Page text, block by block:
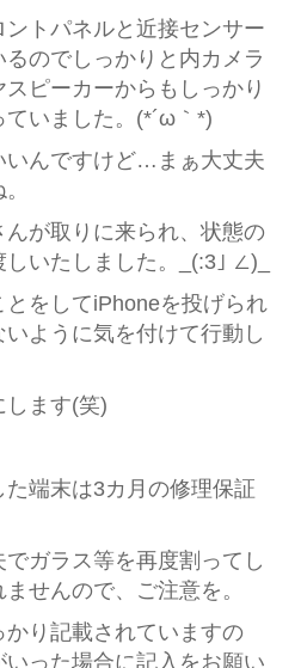
トパネルと近接センサー
のでしっかりと内カメラ
ピーカーからもしっかり
いました。(*´ω｀*)
いんですけど…まぁ大丈夫
んが取りに来られ、状態の
いたしました。_(:3｣ ∠)_
をしてiPhoneを投げられ
ように気を付けて行動し
します(笑)
端末は3カ月の修理保証
ガラス等を再度割ってし
せんので、ご注意を。
り記載されていますの
った場合に記入をお願い